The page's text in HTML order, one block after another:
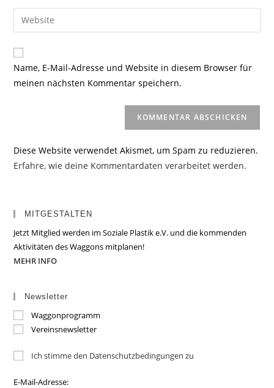
zum
Kommentieren
ein
E-
Mail-
zum
Kommentieren
ein
Gib
deine
Website-
URL
Name, E-Mail-Adresse und Website in diesem Browser für
meinen nächsten Kommentar speichern.
Diese Website verwendet Akismet, um Spam zu reduzieren.
Erfahre, wie deine Kommentardaten verarbeitet werden.
MITGESTALTEN
Jetzt Mitglied werden im Soziale Plastik e.V. und die kommenden
Aktivitäten des Waggons mitplanen!
MEHR INFO
Newsletter
Waggonprogramm
Vereinsnewsletter
Ich stimme den Datenschutzbedingungen zu
E-Mail-Adresse: